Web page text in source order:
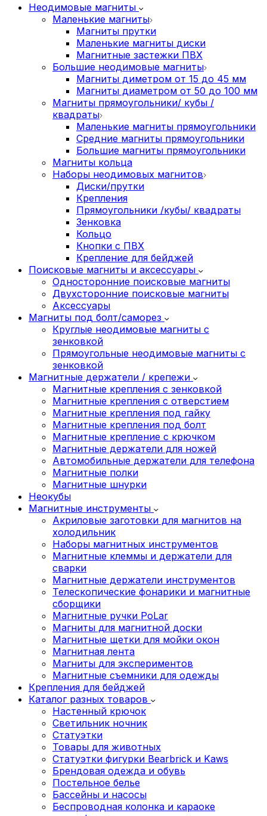
Неодимовые магниты
Маленькие магниты
Магниты прутки
Маленькие магниты диски
Магнитные застежки ПВХ
Большие неодимовые магниты
Магниты диметром от 15 до 45 мм
Магниты диаметром от 50 до 100 мм
Магниты прямоугольники/ кубы /
квадраты
Маленькие магниты прямоугольники
Средние магниты прямоугольники
Большие магниты прямоугольники
Магниты кольца
Наборы неодимовых магнитов
Диски/прутки
Крепления
Прямоугольники /кубы/ квадраты
Зенковка
Кольцо
Кнопки с ПВХ
Крепление для бейджей
Поисковые магниты и аксессуары
Односторонние поисковые магниты
Двухсторонние поисковые магниты
Аксессуары
Магниты под болт/саморез
Круглые неодимовые магниты с
зенковкой
Прямоугольные неодимовые магниты с
зенковкой
Магнитные держатели / крепежи
Магнитные крепления с зенковкой
Магнитные крепления с отверстием
Магнитные крепления под гайку
Магнитные крепления под болт
Магнитные крепление с крючком
Магнитные держатели для ножей
Автомобильные держатели для телефона
Магнитные полки
Магнитные шнурки
Неокубы
Магнитные инструменты
Акриловые заготовки для магнитов на
холодильник
Наборы магнитных инструментов
Магнитные клеммы и держатели для
сварки
Магнитные держатели инструментов
Телескопические фонарики и магнитные
сборщики
Магнитные ручки PoLar
Магниты для магнитной доски
Магнитные щетки для мойки окон
Магнитная лента
Магниты для экспериментов
Магнитные съемники для одежды
Крепления для бейджей
Каталог разных товаров
Настенный крючок
Светильник ночник
Статуэтки
Товары для животных
Статуэтки фигурки Bearbrick и Kaws
Брендовая одежда и обувь
Постельное белье
Бассейны и насосы
Беспроводная колонка и караоке